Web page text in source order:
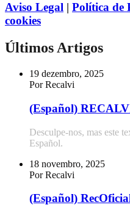
Aviso Legal | Política de
cookies
Últimos Artigos
19 dezembro, 2025
Por Recalvi
(Español)
Desculpe-nos, mas este
Español.
18 novembro, 2025
Por Recalvi
(Español)